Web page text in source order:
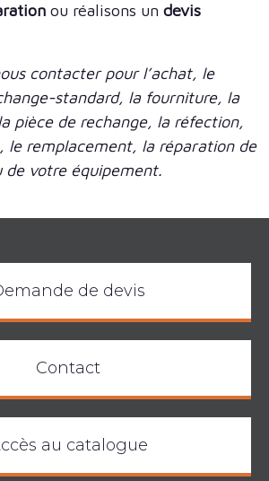
ou réalisons un devis
contacter pour l’achat, le
standard, la fourniture, la
pièce de rechange, la réfection,
le remplacement, la réparation de
de votre équipement.
de devis
Contact
au catalogue